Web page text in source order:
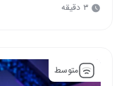
۳ دقیقه
متوسط